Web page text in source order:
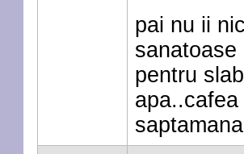
pai nu ii
pentru